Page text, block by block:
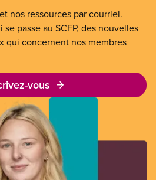
nos ressources par courriel.
se passe au SCFP, des nouvelles
qui concernent nos membres
vous